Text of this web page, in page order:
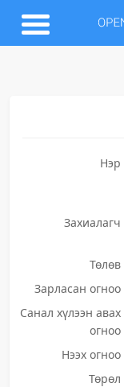
Нэр
Захиалагч
Төлөв
Зарласан огноо
Санал хүлээн авах
огноо
Нээх огноо
Төрөл